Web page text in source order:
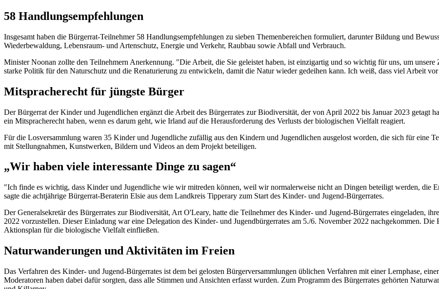
58 Handlungsempfehlungen
Insgesamt haben die Bürgerrat-Teilnehmer 58 Handlungsempfehlungen zu sieben Themenbereichen formuliert, darunter Bildung und
Wiederbewaldung, Lebensraum- und Artenschutz, Energie und Verkehr, Raubbau sowie Abfall und Verbrauch.
Minister Noonan zollte den Teilnehmern Anerkennung. "Die Arbeit, die Sie geleistet haben, ist einzigartig und so wichtig für uns, um
starke Politik für den Naturschutz und die Renaturierung zu entwickeln, damit die Natur wieder gedeihen kann. Ich weiß, dass viel Arbeit
Mitspracherecht für jüngste Bürger
Der Bürgerrat der Kinder und Jugendlichen ergänzt die Arbeit des Bürgerrates zur Biodiversität, der von April 2022 bis Januar 2023 getagt
ein Mitspracherecht haben, wenn es darum geht, wie Irland auf die Herausforderung des Verlusts der biologischen Vielfalt reagiert.
Für die Losversammlung waren 35 Kinder und Jugendliche zufällig aus den Kindern und Jugendlichen ausgelost worden, die sich für eine
mit Stellungnahmen, Kunstwerken, Bildern und Videos an dem Projekt beteiligen.
„Wir haben viele interessante Dinge zu sagen“
"Ich finde es wichtig, dass Kinder und Jugendliche wie wir mitreden können, weil wir normalerweise nicht an Dingen beteiligt werden, die
sagte die achtjährige Bürgerrat-Beraterin Elsie aus dem Landkreis Tipperary zum Start des Kinder- und Jugend-Bürgerrates.
Der Generalsekretär des Bürgerrates zur Biodiversität, Art O'Leary, hatte die Teilnehmer des Kinder- und Jugend-Bürgerrates eingeladen,
2022 vorzustellen. Dieser Einladung war eine Delegation des Kinder- und Jugendbürgerrates am 5./6. November 2022 nachgekommen. Die
Aktionsplan für die biologische Vielfalt einfließen.
Naturwanderungen und Aktivitäten im Freien
Das Verfahren des Kinder- und Jugend-Bürgerrates ist dem bei gelosten Bürgerversammlungen üblichen Verfahren mit einer Lernphase,
Moderatoren haben dabei dafür sorgten, dass alle Stimmen und Ansichten erfasst wurden. Zum Programm des Bürgerrates gehörten